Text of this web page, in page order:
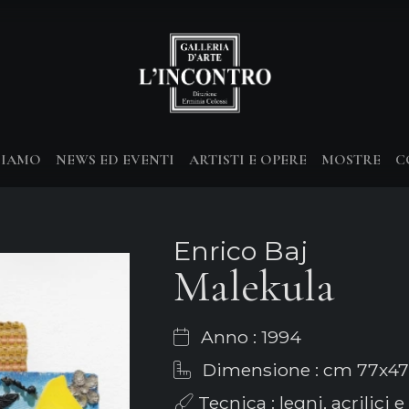
NEWS ED EVENTI ARTISTI E OPERE MOSTRE
Enrico Baj
Malekula
Anno : 1994
Dimensione : cm
Tecnica : legni, acrilici e